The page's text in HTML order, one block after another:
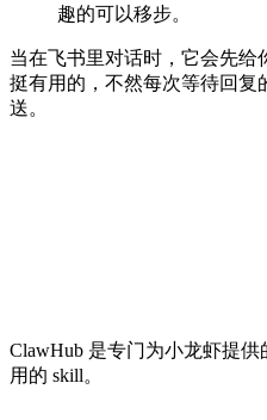
趣的可以移步。
当在飞书里对话时，它会先
挺有用的，不然每次等待回复
送。
ClawHub 是专门为小龙虾提
用的 skill。